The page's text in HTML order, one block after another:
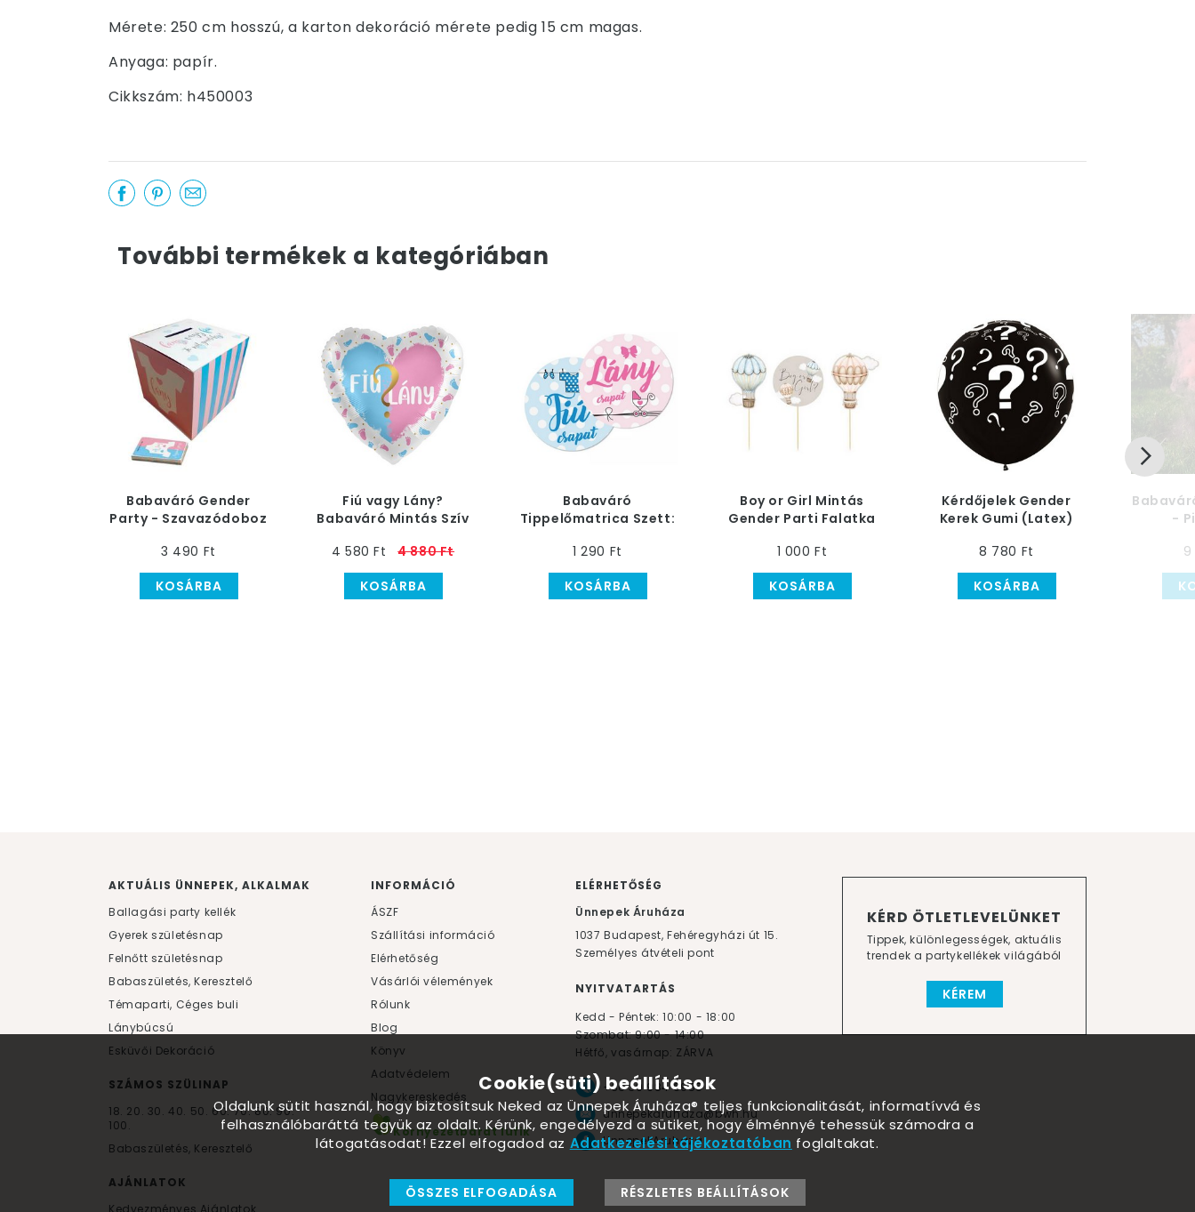
Mérete: 250 cm hosszú, a karton dekoráció mérete pedig 15 cm magas.
Anyaga: papír.
Cikkszám: h450003
További termékek a kategóriában
Babaváró Gender
Party - Szavazódoboz
3 490 Ft
KOSÁRBA
Fiú vagy Lány?
Babaváró Mintás Szív
cm
4 580 Ft
4 880 Ft
KOSÁRBA
Babaváró
Tippelőmatrica Szett:
1 290 Ft
KOSÁRBA
Boy or Girl Mintás
Gender Parti Falatka
1 000 Ft
KOSÁRBA
Kérdőjelek Gender
Kerek Gumi (Latex)
8 780 Ft
KOSÁRBA
-
KÉRD ÖTLETLEVELÜNKET
Tippek, különlegességek, aktuális
trendek a partykellékek világából
KÉREM
AKTUÁLIS ÜNNEPEK, ALKALMAK
Ballagási party kellék
Gyerek születésnap
Felnőtt születésnap
Babaszületés, Keresztelő
Témaparti, Céges buli
Lánybúcsú
Esküvői Dekoráció
SZÁMOS SZÜLINAP
18. 20. 30. 40. 50. 60.70.80.90.
100.
Babaszületés, Keresztelő
AJÁNLATOK
Kedvezményes Ajánlatok
INFORMÁCIÓ
ÁSZF
Szállítási információ
Elérhetőség
Vásárlói vélemények
Rólunk
Blog
Könyv
Adatvédelem
Nagykereskedés
Környezetbarát lufik
ELÉRHETŐSÉG
Ünnepek Áruháza
1037 Budapest, Fehéregyházi út 15.
Személyes átvételi pont
NYITVATARTÁS
Kedd - Péntek: 10:00 - 18:00
Szombat: 9:00 - 14:00
Hétfő, vasárnap: ZÁRVA
+36 30 984 6955
unnepekaruhaza@bwh.hu
UnnepekAruhaza
Cookie(süti) beállítások
Oldalunk sütit használ, hogy biztosítsuk Neked az Ünnepek Áruháza® teljes funkcionalitását, informatívvá és
felhasználóbaráttá tegyük az oldalt. Kérünk, engedélyezd a sütiket, hogy élménnyé tehessük számodra a
látogatásodat! Ezzel elfogadod az Adatkezelési tájékoztatóban foglaltakat.
ÖSSZES ELFOGADÁSA RÉSZLETES BEÁLLÍTÁSOK